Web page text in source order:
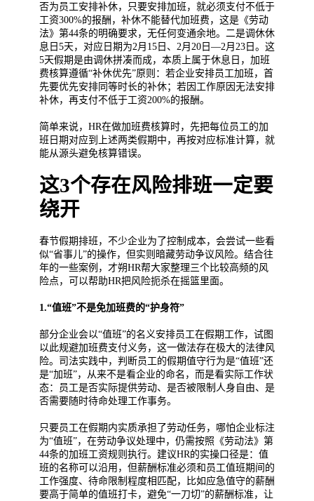
否为员工安排补休，只要安排加班，就必须支付不低于
工资300%的报酬，补休不能替代加班费，这是《劳动
法》第44条的明确要求，无任何变通余地。二是调休休
息日5天，对应日期为2月15日、2月20日—2月23日。这
5天假期是由调休拼凑而成，本质上属于休息日，加班
费核算遵循“补休优先”原则：若企业安排员工加班，首
先要优先安排同等时长的补休；若因工作原因无法安排
补休，再支付不低于工资200%的报酬。
简单来说，HR在做加班费核算时，先把每位员工的加
班日期对应到上述两类假期中，再按对应标准计算，就
能从源头避免核算错误。
这3个存在风险排班一定要
绕开
春节假期排班，不少企业为了控制成本，会尝试一些看
似“省事儿”的操作，但实则暗藏劳动争议风险。结合往
年的一些案例，才朔HR帮大家整理三个比较高频的风
险点，可以帮助HR把风险扼杀在摇篮里面。
1.“值班”不是免加班费的“护身符”
部分企业会以“值班”的名义安排员工在假期工作，试图
以此规避加班费支付义务，这一做法存在极大的法律风
险。司法实践中，判断员工的假期值守行为是“值班”还
是“加班”，从来不是看企业的命名，而是看实际工作状
态：员工是否实际提供劳动、是否被限制人身自由、是
否需要随时待命处理工作事务。
只要员工在假期内实质承担了劳动任务，哪怕企业标注
为“值班”，在劳动争议处理中，仍需按照《劳动法》第
44条的加班工资规则执行。建议HR的实操口径是：值
班的名称可以沿用，但薪酬标准必须和员工值班期间的
工作强度、待命限制程度相匹配，比如应急值守的薪酬
要高于简单的值班打卡，避免“一刀切”的薪酬标准，让